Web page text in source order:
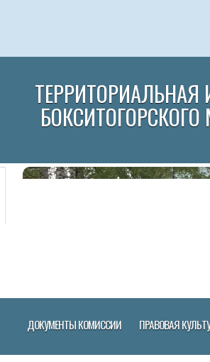
ДОКУМЕНТЫ КОМИССИИ ПРАВОВАЯ